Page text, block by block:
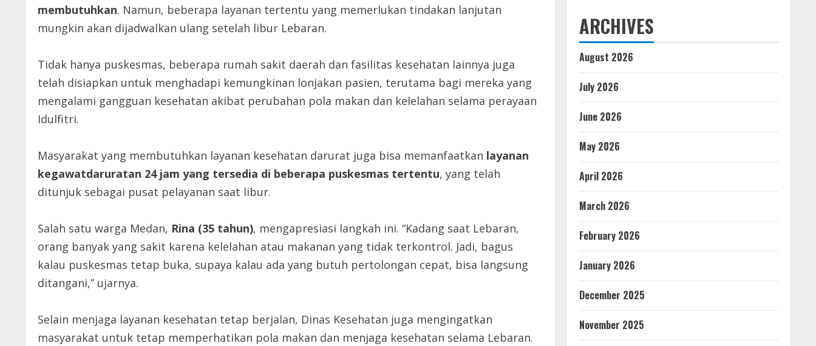
membutuhkan. Namun, beberapa layanan tertentu yang memerlukan tindakan lanjutan
mungkin akan dijadwalkan ulang setelah libur Lebaran.
Tidak hanya puskesmas, beberapa rumah sakit daerah dan fasilitas kesehatan lainnya juga
telah disiapkan untuk menghadapi kemungkinan lonjakan pasien, terutama bagi mereka yang
mengalami gangguan kesehatan akibat perubahan pola makan dan kelelahan selama perayaan
Idulfitri.
Masyarakat yang membutuhkan layanan kesehatan darurat juga bisa memanfaatkan layanan
kegawatdaruratan 24 jam yang tersedia di beberapa puskesmas tertentu, yang telah
ditunjuk sebagai pusat pelayanan saat libur.
Salah satu warga Medan, Rina (35 tahun), mengapresiasi langkah ini. “Kadang saat Lebaran,
orang banyak yang sakit karena kelelahan atau makanan yang tidak terkontrol. Jadi, bagus
kalau puskesmas tetap buka, supaya kalau ada yang butuh pertolongan cepat, bisa langsung
ditangani,” ujarnya.
Selain menjaga layanan kesehatan tetap berjalan, Dinas Kesehatan juga mengingatkan
masyarakat untuk tetap memperhatikan pola makan dan menjaga kesehatan selama Lebaran.
ARCHIVES
August 2026
July 2026
June 2026
May 2026
April 2026
March 2026
February 2026
January 2026
December 2025
November 2025